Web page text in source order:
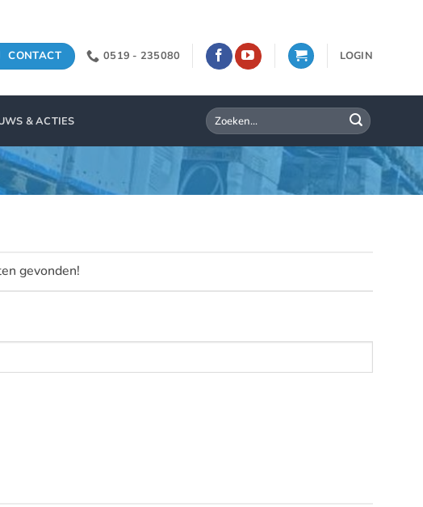
CONTACT 0519 - 235080 LOGIN
& ACTIES
Zoeken
naar:
gevonden!